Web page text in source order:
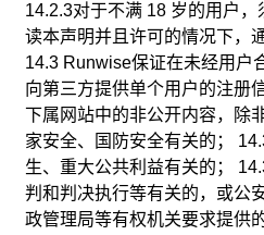
14.2.3对于不满 18 岁的用户
读本声明并且许可的情况下，
14.3 Runwise保证在未经用户
向第三方提供单个用户的注册
下属网站中的非公开内容，除
家安全、国防安全有关的；
生、重大公共利益有关的；
判和判决执行等有关的，或公
政管理局等有权机关要求提供